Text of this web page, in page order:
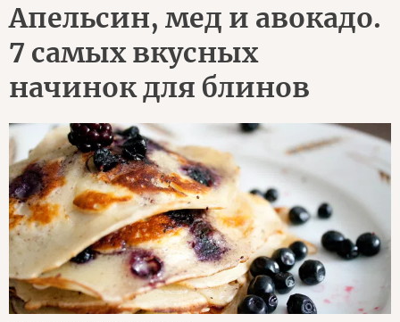
Апельсин, мед и авокадо.
7 самых вкусных
начинок для блинов